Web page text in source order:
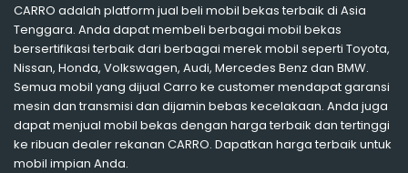
CARRO adalah platform jual beli mobil bekas terbaik di Asia
Tenggara. Anda dapat membeli berbagai mobil bekas
bersertifikasi terbaik dari berbagai merek mobil seperti Toyota,
Nissan, Honda, Volkswagen, Audi, Mercedes Benz dan BMW.
Semua mobil yang dijual Carro ke customer mendapat garansi
mesin dan transmisi dan dijamin bebas kecelakaan. Anda juga
dapat menjual mobil bekas dengan harga terbaik dan tertinggi
ke ribuan dealer rekanan CARRO. Dapatkan harga terbaik untuk
mobil impian Anda.